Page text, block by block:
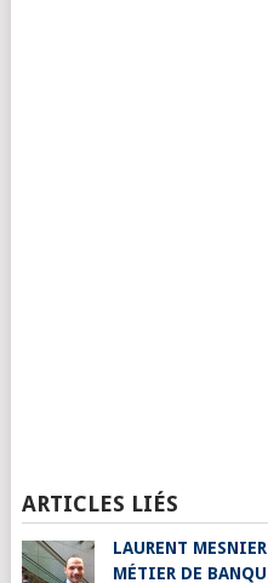
ARTICLES LIÉS
LAURENT
MÉTIER DE